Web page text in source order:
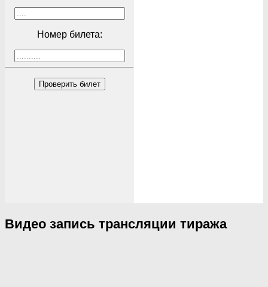
Номер билета:
Проверить билет
Видео запись трансляции тиража